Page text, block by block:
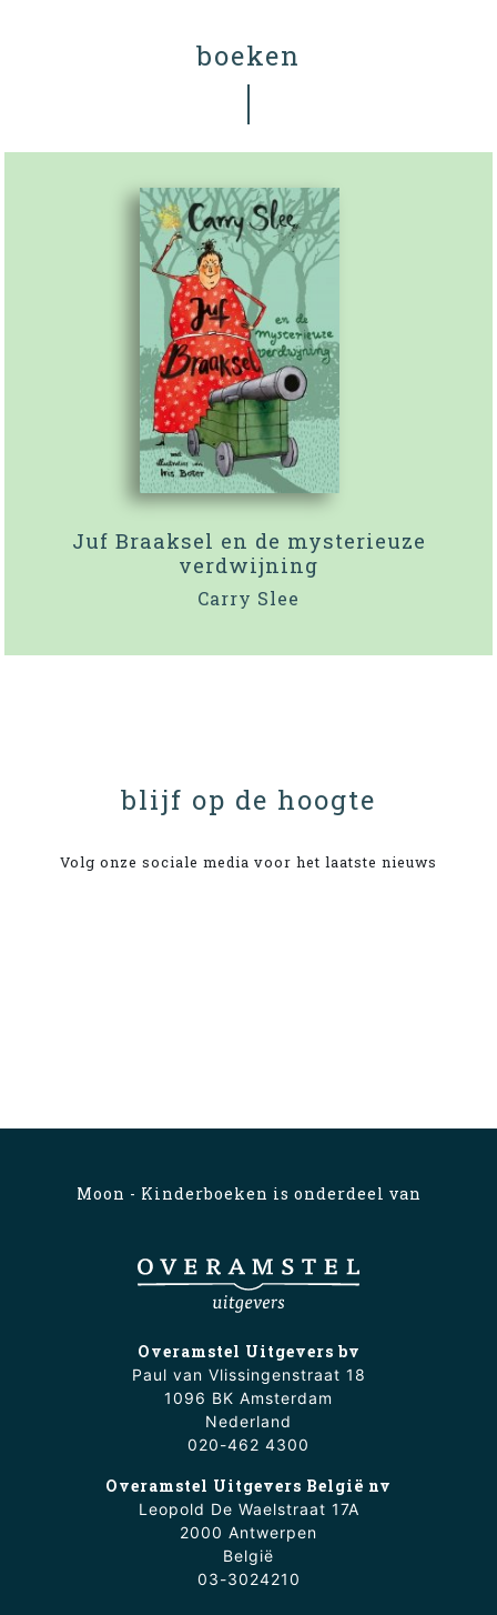
boeken
Juf Braaksel en de mysterieuze
verdwijning
Carry Slee
blijf op de hoogte
Volg onze sociale media voor het laatste nieuws
Moon - Kinderboeken is onderdeel van
Overamstel Uitgevers bv
Paul van Vlissingenstraat 18
1096 BK Amsterdam
Nederland
020-462 4300
Overamstel Uitgevers België nv
Leopold De Waelstraat 17A
2000 Antwerpen
België
03-3024210